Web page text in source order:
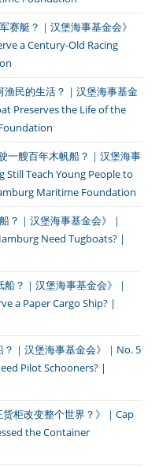
赛艇？｜汉堡海事基金会》
a Century-Old Racing
渔民的生活？｜汉堡海事基金
Preserves the Life of the
一艘百年木帆船？｜汉堡海事
Still Teach Young People to
Maritime Foundation
？｜汉堡海事基金会》｜
Need Tugboats? |
船？｜汉堡海事基金会》｜
a Paper Cargo Ship? |
？｜汉堡海事基金会》｜No. 5
Pilot Schooners? |
货柜改变整个世界？》｜Cap
the Container